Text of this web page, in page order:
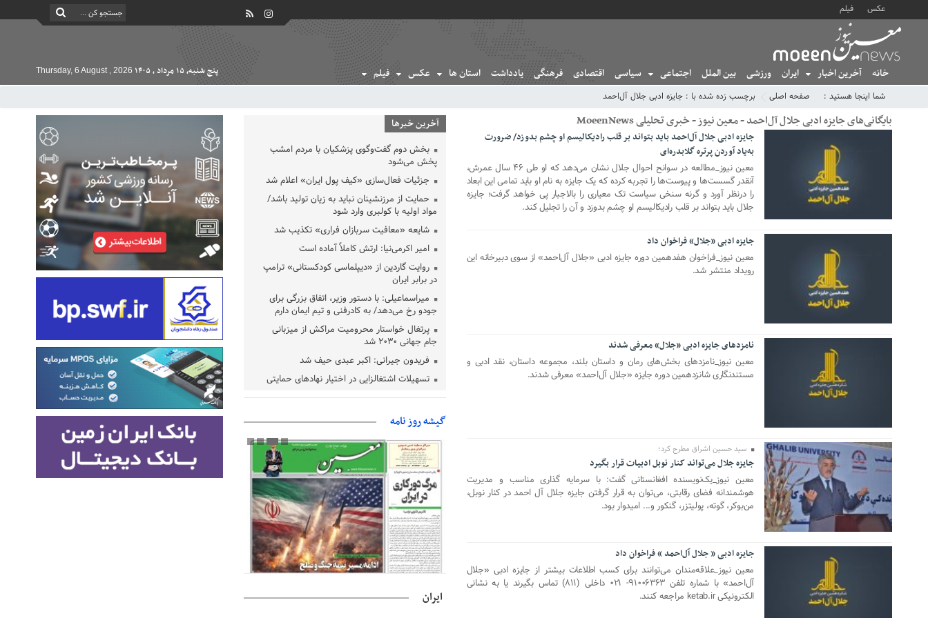
عکس فیلم
خانه آخرین اخبار ایران ورزشی بین الملل اجتماعی سیاسی اقتصادی فرهنگی یادداشت استان ها عکس فیلم پنج شنبه, ۱۵ مرداد , ۱۴۰۵ Thursday, 6 August , 2026
شما اینجا هستید : صفحه اصلی برچسب زده شده با : جایزه ادبی جلال آل‌احمد
بایگانی‌های جایزه ادبی جلال آل‌احمد - معین نیوز - خبری تحلیلی MoeenNews
جایزه ادبی جلال آل‌احمد باید بتواند بر قلب رادیکالیسم او چشم بدوزد/ ضرورت
به‌یاد آوردن پرتره گلابدره‌ای
معین نیوز_مطالعه در سوانح احوال جلال نشان می‌دهد که او طی ۴۶ سال عمرش،
آنقدر گسست‌ها و پیوست‌ها را تجربه کرده که یک جایزه به نام او باید تمامی این ابعاد
را درنظر آورد و گرنه سنخی سیاست تک معیاری را بالاجبار پی خواهد گرفت؛ جایزه
جلال باید بتواند بر قلب رادیکالیسم او چشم بدوزد و آن را تجلیل کند.
جایزه ادبی «جلال» فراخوان داد
معین نیوز_فراخوان هفدهمین دوره‌ جایزه‌ ادبی «جلال آل‌احمد» از سوی دبیرخانه این
رویداد منتشر شد.
نامزدهای جایزه ادبی «جلال» معرفی شدند
معین نیوز_نامزدهای بخش‌های رمان و داستان بلند، مجموعه داستان، نقد ادبی و
مستندنگاری شانزدهمین دوره جایزه «جلال آل‌احمد» معرفی شدند.
11 دسامبر 2023
سید حسین اشراق مطرح کرد؛
جایزه جلال می‌تواند کنار نوبل ادبیات قرار بگیرد
معین نیوز_یک‌نویسنده افغانستانی گفت: با سرمایه گذاری مناسب و مدیریت
هوشمندانه فضای رقابتی، می‌توان به قرار گرفتن جایزه جلال آل احمد در کنار نوبل،
من‌بوکر، گوته، پولیتزر، گنکور و... امیدوار بود.
جایزه ادبی « جلال آل‌احمد » فراخوان داد
معین نیوز_علاقه‌مندان می‌توانند برای کسب اطلاعات بیشتر از جایزه ادبی «جلال
آل‌احمد» با شماره تلفن ۹۱۰۰۶۳۶۳- ۰۲۱ داخلی (۸۱۱) تماس بگیرند یا به نشانی
الکترونیکی ketab.ir مراجعه کنند.
آخرین خبرها
بخش دوم گفت‌وگوی پزشکیان با مردم امشب
پخش می‌شود
جزئیات فعال‌سازی «کیف پول ایران» اعلام شد
حمایت از مرزنشینان نباید به زیان تولید باشد/
مواد اولیه با کولبری وارد شود
شایعه «معافیت سربازان فراری» تکذیب شد
امیر اکرمی‌نیا: ارتش کاملاً آماده است
روایت گاردین از «دیپلماسی کودکستانی» ترامپ
در برابر ایران
میراسماعیلی: با دستور وزیر، اتفاق بزرگی برای
جودو رخ می‌دهد/ به کادرفنی و تیم ایمان دارم
پرتغال خواستار محرومیت مراکش از میزبانی
جام جهانی ۲۰۳۰ شد
فریدون جیرانی: اکبر عبدی حیف شد
تسهیلات اشتغالزایی در اختیار نهادهای حمایتی
فدراسیون فوتبال با حضور قلعه‌نویی مشخص شد
دفتر رهبر انقلاب: مطالب خارج از مراجع رسمی
فاقد سندیت است
بقائی: فضای مذاکرات فنی و سیاسی ایران و
عمان درباره تنگه هرمز، مثبت است
رئیس سازمان جهاد کشاورزی استان: کشاورزان
گیلان نسبت به دریافت یارانه کود اقدام کنند
تمدید مهلت اظهارنامه‌های مالیاتی سال ۱۴۰۴ تا
پایان شهریورماه
گیشه روز نامه
ایران